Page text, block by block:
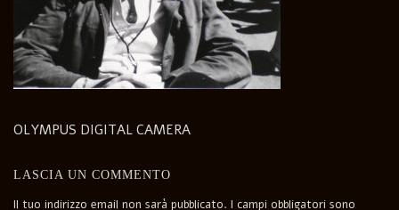
OLYMPUS DIGITAL CAMERA
LASCIA UN COMMENTO
Il tuo indirizzo email non sarà pubblicato. I campi obbligatori sono